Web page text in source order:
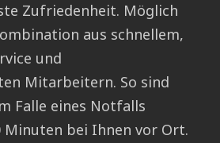
Zufriedenheit. Möglich
aus schnellem,
und
Mitarbeitern. So sind
Falle eines Notfalls
Minuten bei Ihnen vor Ort.